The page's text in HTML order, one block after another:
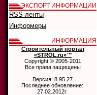
ЭКСПОРТ ИНФОРМАЦИИ
RSS-ленты
Информеры
ИНФОРМАЦИЯ
Строительный портал
«STROL.ru»™
Copyright © 2005-2011
Все права защищены
Версия: 8.95.27
Последнее обновление:
27.02.2012г.